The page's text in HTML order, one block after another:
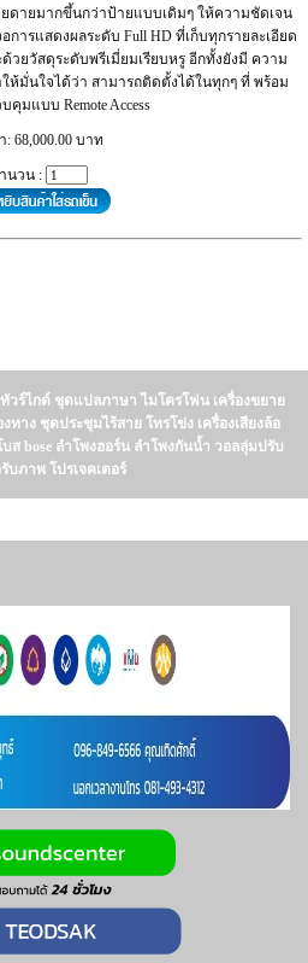
ยดายมากขึ้นกว่าป้ายแบบเดิมๆ ให้ความชัดเจน
ารแสดงผลระดับ Full HD ที่เก็บทุกรายละเอียด
ยวัสดุระดับพรีเมี่ยมเรียบหรู อีกทั้งยังมี ความ
มั่นใจได้ว่า สามารถติดตั้งได้ในทุกๆ ที่ พร้อม
คุมแบบ Remote Access
: 68,000.00 บาท
นวน :
วร์ไกด์ ชุดแปลภาษา ไมโครโฟน เครื่องขยาย
ทาง ชุดประชุมไร้สาย โทรโข่ง เครื่องเสียงล้อ
ส bose ลำโพงฮอร์น ลำโพงกันน้ำ วอลลุ่มปรับ
รับภาพ โปรเจคเตอร์